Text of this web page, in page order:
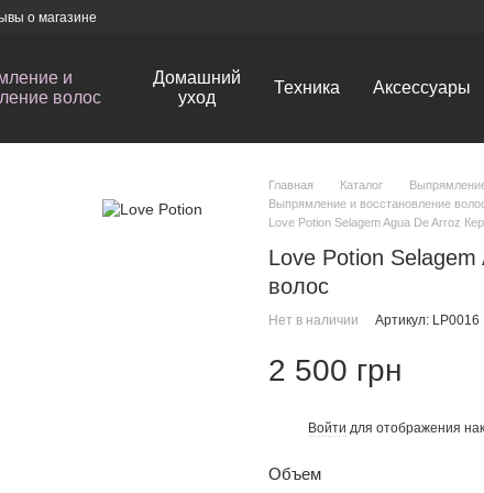
о магазине
и
волос
Домашний
уход
Техника Аксессуары
Главная Каталог
Выпрямление и восстановление
Love Potion Selagem Agua De Arroz
Love Potion
волос
Нет в наличии Артикул: LP0016
2 500 грн
Войти для отображения
Объем